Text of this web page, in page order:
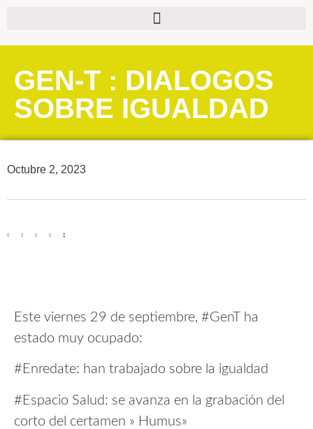
GEN-T : DIALOGOS
SOBRE IGUALDAD
Octubre 2, 2023
Este viernes 29 de septiembre, #GenT ha
estado muy ocupado:
#Enredate: han trabajado sobre la igualdad
#Espacio Salud: se avanza en la grabación del
corto del certamen » Humus»